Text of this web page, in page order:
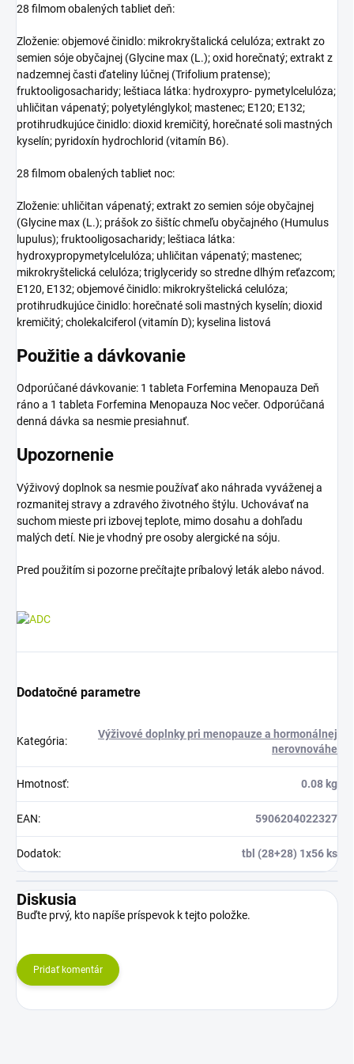
28 filmom obalených tabliet deň:
Zloženie: objemové činidlo: mikrokryštalická celulóza; extrakt zo
semien sóje obyčajnej (Glycine max (L.); oxid horečnatý; extrakt z
nadzemnej časti ďateliny lúčnej (Trifolium pratense);
fruktooligosacharidy; leštiaca látka: hydroxypro- pymetylcelulóza;
uhličitan vápenatý; polyetylénglykol; mastenec; E120; E132;
protihrudkujúce činidlo: dioxid kremičitý, horečnaté soli mastných
kyselín; pyridoxín hydrochlorid (vitamín B6).
28 filmom obalených tabliet noc:
Zloženie: uhličitan vápenatý; extrakt zo semien sóje obyčajnej
(Glycine max (L.); prášok zo šištíc chmeľu obyčajného (Humulus
lupulus); fruktooligosacharidy; leštiaca látka:
hydroxypropymetylcelulóza; uhličitan vápenatý; mastenec;
mikrokryštelická celulóza; triglyceridy so stredne dlhým reťazcom;
E120, E132; objemové činidlo: mikrokryštelická celulóza;
protihrudkujúce činidlo: horečnaté soli mastných kyselín; dioxid
kremičitý; cholekalciferol (vitamín D); kyselina listová
Použitie a dávkovanie
Odporúčané dávkovanie: 1 tableta Forfemina Menopauza Deň
ráno a 1 tableta Forfemina Menopauza Noc večer. Odporúčaná
denná dávka sa nesmie presiahnuť.
Upozornenie
Výživový doplnok sa nesmie používať ako náhrada vyváženej a
rozmanitej stravy a zdravého životného štýlu. Uchovávať na
suchom mieste pri izbovej teplote, mimo dosahu a dohľadu
malých detí. Nie je vhodný pre osoby alergické na sóju.
Pred použitím si pozorne prečítajte príbalový leták alebo návod.
Dodatočné parametre
Kategória:
Výživové doplnky pri menopauze a hormonálnej
nerovnováhe
Hmotnosť: 0.08 kg
EAN: 5906204022327
Dodatok: tbl (28+28) 1x56 ks
Diskusia
Buďte prvý, kto napíše príspevok k tejto položke.
Pridať komentár